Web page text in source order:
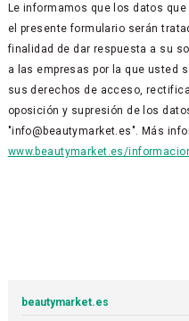
Le informamos que los datos
el presente formulario serán
finalidad de dar respuesta a su
a las empresas por la que usted
sus derechos de acceso,
oposición y supresión de los
"info@beautymarket.es". Más
www.beautymarket.es/
beautymarket.es